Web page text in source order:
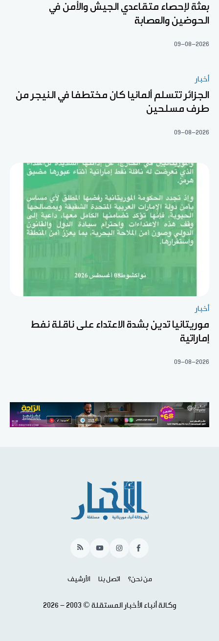
بعثة لإحصاء متقاعدي الجيش والأمن في
الحوضين والعصابة
09-08-2026
أخبار
الجزائر تتسلم ألمانيا كان مختطفا في النيجر من
طرف مسلحين
09-08-2026
أخبار
موريتانيا تدين بشدة الاعتداء على ناقلة نفط
إماراتية
09-08-2026
Facebook
Instagram
YouTube
RSS
من نحن؟ اتصل بنا الأرشيف
وكالة أنباء الأخبار المستقلة © 2003 - 2026